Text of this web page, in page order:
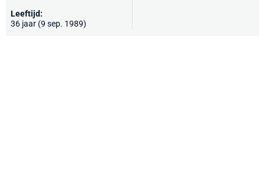
Leeftijd:
36 jaar (9 sep. 1989)